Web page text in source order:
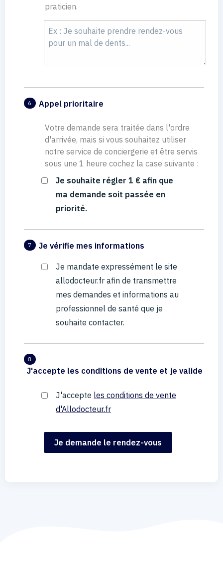
praticien.
6 Appel prioritaire
Votre demande sera traitée dans l'ordre
d'arrivée, mais si vous souhaitez utiliser
notre service de conciergerie et être servis
sous une 1 heure cochez la case suivante :
Je souhaite régler 1 € afin que
ma demande soit passée en
priorité.
7 Je vérifie mes informations
Je mandate expressément le site
allodocteur.fr afin de transmettre
mes demandes et informations au
professionnel de santé que je
souhaite contacter.
8
J'accepte les conditions de vente et je valide
J'accepte les conditions de vente
d'Allodocteur.fr